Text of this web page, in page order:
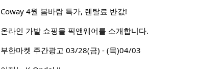
Coway 4월 봄바람 특가, 렌탈료 반값!
온라인 가발 쇼핑몰 픽앤웨어를 소개합니다.
부한마켓 주간광고 03/28(금) - (목)04/03